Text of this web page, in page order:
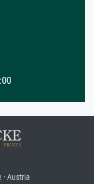
Austria